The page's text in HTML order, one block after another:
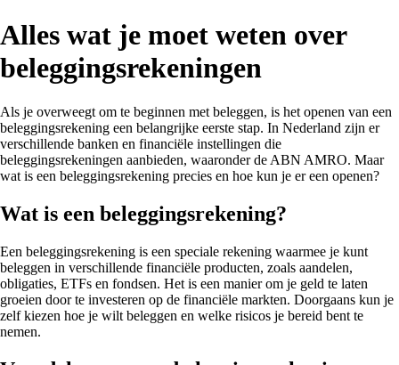
Alles wat je moet weten over
beleggingsrekeningen
Als je overweegt om te beginnen met beleggen, is het openen van een
beleggingsrekening een belangrijke eerste stap. In Nederland zijn er
verschillende banken en financiële instellingen die
beleggingsrekeningen aanbieden, waaronder de ABN AMRO. Maar
wat is een beleggingsrekening precies en hoe kun je er een openen?
Wat is een beleggingsrekening?
Een beleggingsrekening is een speciale rekening waarmee je kunt
beleggen in verschillende financiële producten, zoals aandelen,
obligaties, ETFs en fondsen. Het is een manier om je geld te laten
groeien door te investeren op de financiële markten. Doorgaans kun je
zelf kiezen hoe je wilt beleggen en welke risicos je bereid bent te
nemen.